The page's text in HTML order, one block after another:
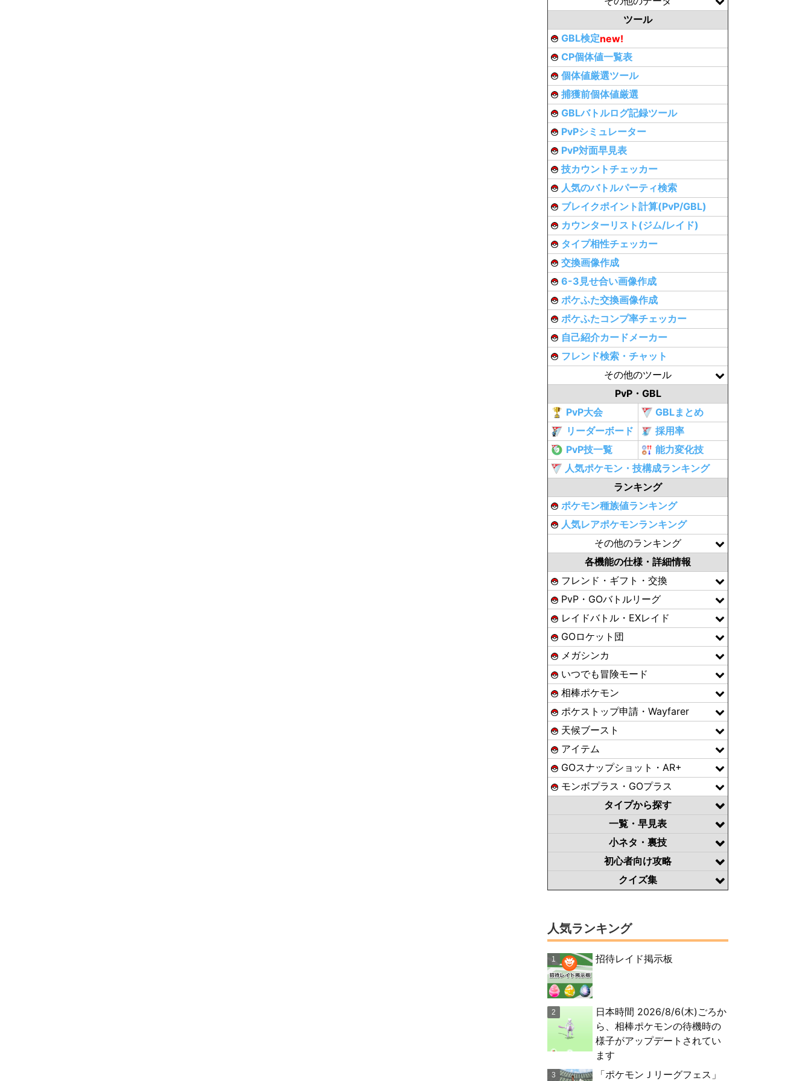
ツール
GBL検定new!
CP個体値一覧表
個体値厳選ツール
捕獲前個体値厳選
GBLバトルログ記録ツール
PvPシミュレーター
PvP対面早見表
技カウントチェッカー
人気のバトルパーティ検索
ブレイクポイント計算(PvP/GBL)
カウンターリスト(ジム/レイド)
タイプ相性チェッカー
交換画像作成
6-3見せ合い画像作成
ポケふた交換画像作成
ポケふたコンプ率チェッカー
自己紹介カードメーカー
フレンド検索・チャット
その他のツール
PvP・GBL
PvP大会
GBLまとめ
リーダーボード
採用率
PvP技一覧
能力変化技
人気ポケモン・技構成ランキング
ランキング
ポケモン種族値ランキング
人気レアポケモンランキング
その他のランキング
各機能の仕様・詳細情報
フレンド・ギフト・交換
PvP・GOバトルリーグ
レイドバトル・EXレイド
GOロケット団
メガシンカ
いつでも冒険モード
相棒ポケモン
ポケストップ申請・Wayfarer
天候ブースト
アイテム
GOスナップショット・AR+
モンボプラス・GOプラス
タイプから探す
一覧・早見表
小ネタ・裏技
初心者向け攻略
クイズ集
人気ランキング
招待レイド掲示板
日本時間 2026/8/6(木)ごろか
ら、相棒ポケモンの待機時の
様子がアップデートされてい
ます
「ポケモンＪリーグフェス」